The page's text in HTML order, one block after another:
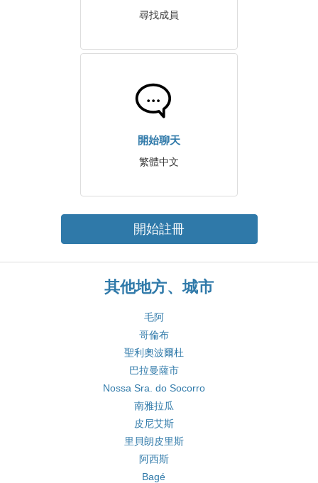
尋找成員
開始聊天
繁體中文
開始註冊
其他地方、城市
毛阿
哥倫布
聖利奧波爾杜
巴拉曼薩市
Nossa Sra. do Socorro
南雅拉瓜
皮尼艾斯
里貝朗皮里斯
阿西斯
Bagé